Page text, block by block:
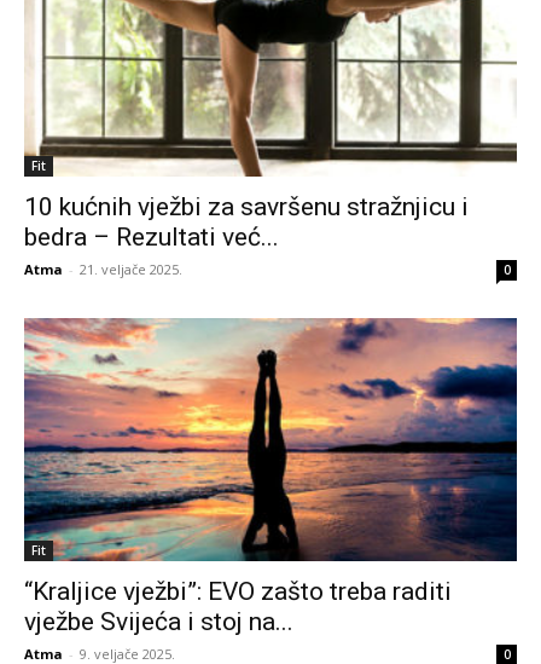
Fit
10 kućnih vježbi za savršenu stražnjicu i
bedra – Rezultati već...
Atma - 21. veljače 2025. 0
Fit
“Kraljice vježbi”: EVO zašto treba raditi
vježbe Svijeća i stoj na...
Atma - 9. veljače 2025. 0